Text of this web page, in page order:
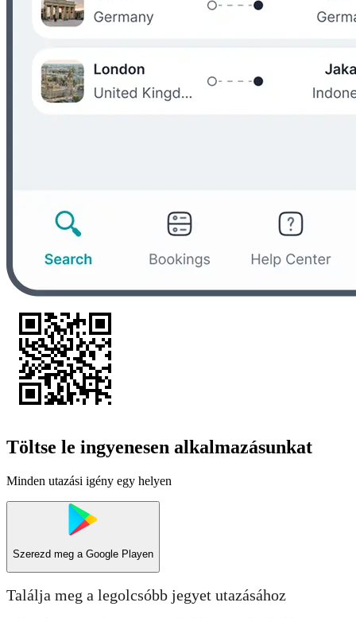
Töltse le ingyenesen alkalmazásunkat
Minden utazási igény egy helyen
Szerezd meg a Google Playen
Találja meg a legolcsóbb jegyet utazásához